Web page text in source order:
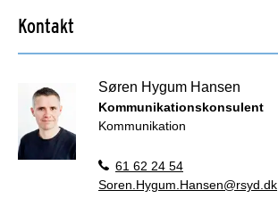
Kontakt
Søren Hygum Hansen
Kommunikationskonsulent
Kommunikation
61 62 24 54
Soren.Hygum.Hansen@rsyd.dk